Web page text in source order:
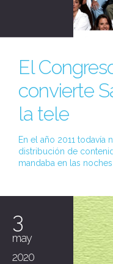
El
convierte
la tele
En el año 2011 todavía
distribución de
mandaba en las
3
may
2020